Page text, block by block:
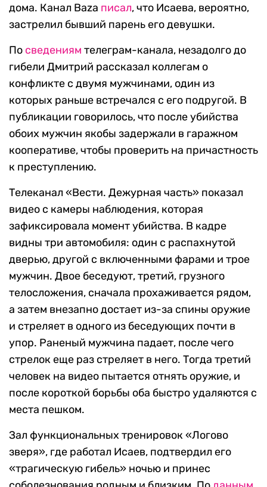
дома. Канал Baza писал, что Исаева, вероятно,
застрелил бывший парень его девушки.
По сведениям телеграм-канала, незадолго до
гибели Дмитрий рассказал коллегам о
конфликте с двумя мужчинами, один из
которых раньше встречался с его подругой. В
публикации говорилось, что после убийства
обоих мужчин якобы задержали в гаражном
кооперативе, чтобы проверить на причастность
к преступлению.
Телеканал «Вести. Дежурная часть» показал
видео с камеры наблюдения, которая
зафиксировала момент убийства. В кадре
видны три автомобиля: один с распахнутой
дверью, другой с включенными фарами и трое
мужчин. Двое беседуют, третий, грузного
телосложения, сначала прохаживается рядом,
а затем внезапно достает из-за спины оружие
и стреляет в одного из беседующих почти в
упор. Раненый мужчина падает, после чего
стрелок еще раз стреляет в него. Тогда третий
человек на видео пытается отнять оружие, и
после короткой борьбы оба быстро удаляются с
места пешком.
Зал функциональных тренировок «Логово
зверя», где работал Исаев, подтвердил его
«трагическую гибель» ночью и принес